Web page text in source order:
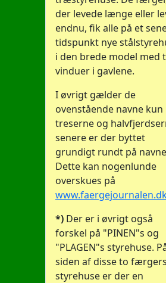
der levede længe eller
endnu, fik alle på et
tidspunkt nye
i den brede model med
vinduer i gavlene.
I øvrigt gælder de
ovenstående navne kun
treserne og
senere er der byttet
grundigt rundt på
Dette kan nogenlunde
overskues på
*) Der er i øvrigt også
forskel på "PINEN"s og
"PLAGEN"s styrehuse.
siden af disse to
styrehuse er der en